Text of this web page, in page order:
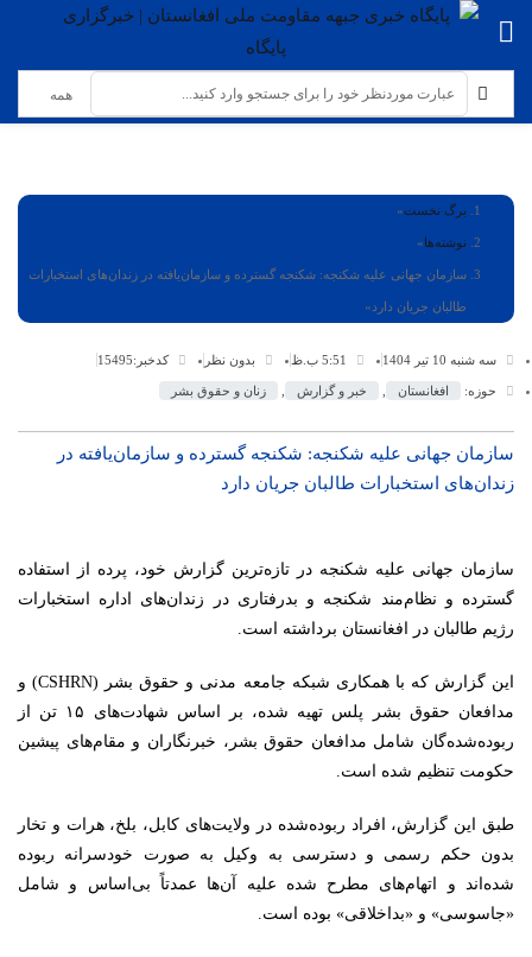
برگ نخست
نوشته‌ها
سازمان جهانی علیه شکنجه: شکنجه گسترده و سازمان‌یافته در زندان‌های استخبارات
طالبان جریان دارد
سه شنبه 10 تیر 1404 5:51 ب.ظ بدون نظر کدخبر:15495
حوزه: افغانستان خبر و گزارش زنان و حقوق بشر
سازمان جهانی علیه شکنجه: شکنجه گسترده و سازمان‌یافته در
زندان‌های استخبارات طالبان جریان دارد
سازمان جهانی علیه شکنجه در تازه‌ترین گزارش خود، پرده از استفاده
گسترده و نظام‌مند شکنجه و بدرفتاری در زندان‌های اداره استخبارات
رژیم طالبان در افغانستان برداشته است.
این گزارش که با همکاری شبکه جامعه مدنی و حقوق بشر (CSHRN) و
مدافعان حقوق بشر پلس تهیه شده، بر اساس شهادت‌های ۱۵ تن از
ربوده‌شده‌گان شامل مدافعان حقوق بشر، خبرنگاران و مقام‌های پیشین
حکومت تنظیم شده است.
طبق این گزارش، افراد ربوده‌شده در ولایت‌های کابل، بلخ، هرات و تخار
بدون حکم رسمی و دسترسی به وکیل به صورت خودسرانه ربوده
شده‌اند و اتهام‌های مطرح شده علیه آن‌ها عمدتاً بی‌اساس و شامل
«جاسوسی» و «بداخلاقی» بوده است.